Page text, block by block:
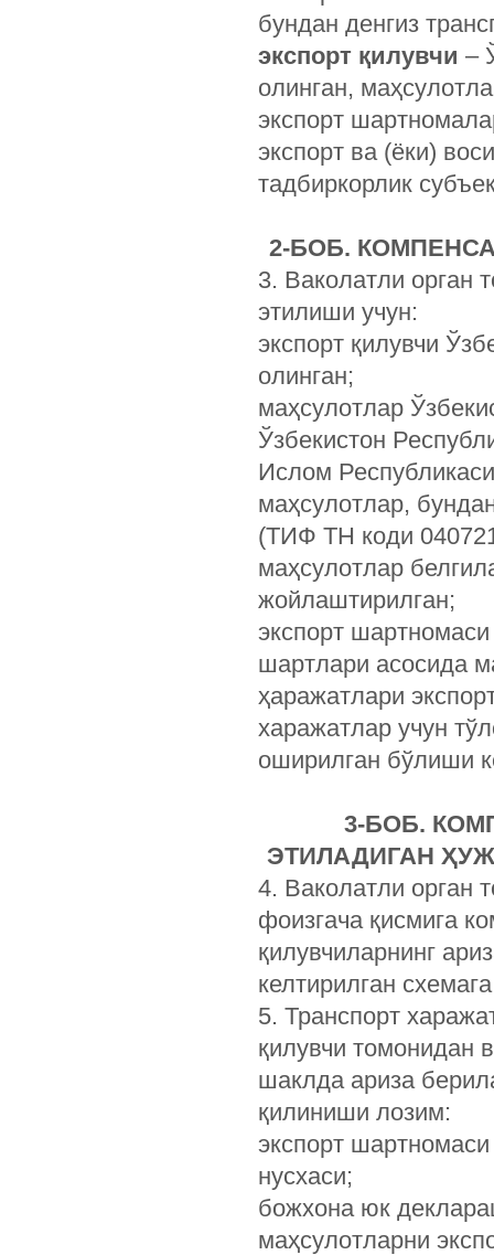
бундан денгиз
экспорт қилувчи –
олинган,
экспорт
экспорт ва (ёки)
тадбиркорлик
2-БОБ.
3. Ваколатли орган
этилиши учун:
экспорт қилувчи
олинган;
маҳсулотлар
Ўзбекистон
Ислом
маҳсулотлар,
(ТИФ ТН коди
маҳсулотлар
жойлаштирилган;
экспорт
шартлари асосида
ҳаражатлари
харажатлар учун
оширилган бўлиши
3-БОБ.
ЭТИЛАДИГАН
4. Ваколатли орган
фоизгача қисмига
қилувчиларнинг
келтирилган
5. Транспорт
қилувчи томонидан
шаклда ариза
қилиниши лозим:
экспорт
нусхаси;
божхона юк
маҳсулотларни